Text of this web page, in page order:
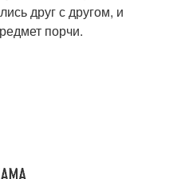
друг с другом, и
порчи.